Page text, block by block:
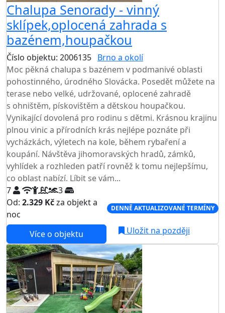
Chalupa Senorady - vinný
sklípek,oplocená zahrada s
bazénem,houpačkou
Číslo objektu: 2006135 Brno a okolí
Moc pěkná chalupa s bazénem v podmanivé oblasti
pohostinného, úrodného Slovácka. Posedět můžete na
terase nebo velké, udržované, oplocené zahradě
s ohništěm, pískovištěm a dětskou houpačkou.
Vynikající dovolená pro rodinu s dětmi. Krásnou krajinu
plnou vinic a přírodních krás nejlépe poznáte při
vycházkách, výletech na kole, během rybaření a
koupání. Návštěva jihomoravských hradů, zámků,
vyhlídek a rozhleden patří rovněž k tomu nejlepšímu,
co oblast nabízí. Líbit se vám...
7
3
Od: 2.329 Kčza objekt a
noc
DENNĚ AKTUALIZOVANÉ TERMÍNY
Více o objektu Uložit na později